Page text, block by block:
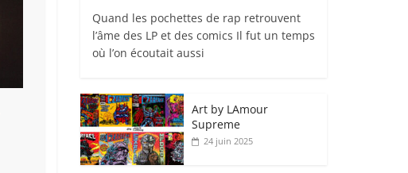
Quand les pochettes de rap retrouvent
l’âme des LP et des comics Il fut un temps
où l’on écoutait aussi
Art by LAmour
Supreme
24 juin 2025